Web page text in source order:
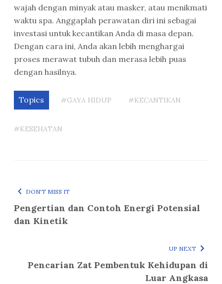
wajah dengan minyak atau masker, atau menikmati
waktu spa. Anggaplah perawatan diri ini sebagai
investasi untuk kecantikan Anda di masa depan.
Dengan cara ini, Anda akan lebih menghargai
proses merawat tubuh dan merasa lebih puas
dengan hasilnya.
Topics #GAYA HIDUP #KECANTIKAN
#KESEHATAN
DON'T MISS IT
Pengertian dan Contoh Energi Potensial
dan Kinetik
UP NEXT
Pencarian Zat Pembentuk Kehidupan di
Luar Angkasa